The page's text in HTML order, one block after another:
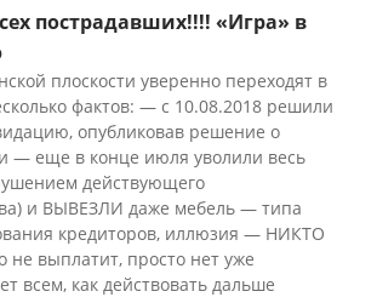
пострадавших!!!! «Игра» в
плоскости уверенно переходят в
фактов: — с 10.08.2018 решили
опубликовав решение о
— еще в конце июля уволили весь
действующего
и ВЫВЕЗЛИ даже мебель — типа
кредиторов, иллюзия — НИКТО
выплатит, просто нет уже
всем, как действовать дальше